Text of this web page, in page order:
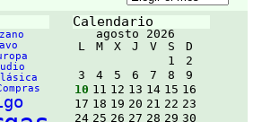
Cascada (CSS).
utilizarse
mediante
este
gratuíto
en la
web, o puede
descargarse y
ser usado bien
como un
Calendario
agosto 2026
L
M X J V S
D
1
2
3
4 5 6 7 8
9
10 11 12 13 14 15 16
17 18 19 20 21 22 23
24 25 26 27 28 29 30